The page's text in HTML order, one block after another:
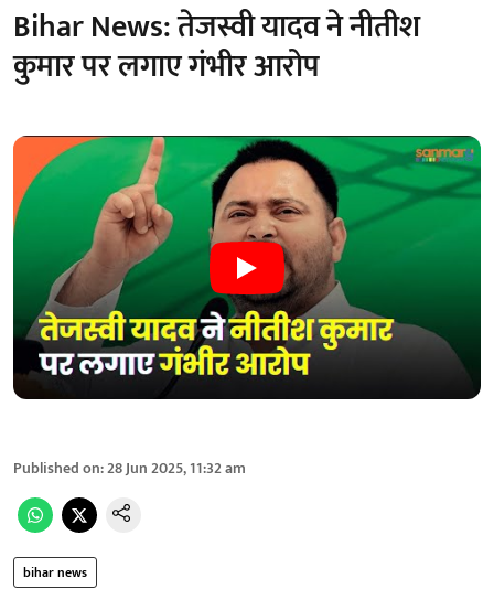
Bihar News: तेजस्वी यादव ने नीतीश
कुमार पर लगाए गंभीर आरोप
Published on:28 Jun 2025, 11:32 am
bihar news